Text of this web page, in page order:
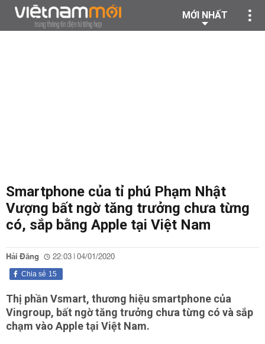
MỚI NHẤT
Smartphone của tỉ phú Phạm Nhật
Vượng bất ngờ tăng trưởng chưa từng
có, sắp bằng Apple tại Việt Nam
Hải Đăng 22:03 | 04/01/2020
15
Chia sẻ
Thị phần Vsmart, thương hiệu smartphone của
Vingroup, bất ngờ tăng trưởng chưa từng có và sắp
chạm vào Apple tại Việt Nam.